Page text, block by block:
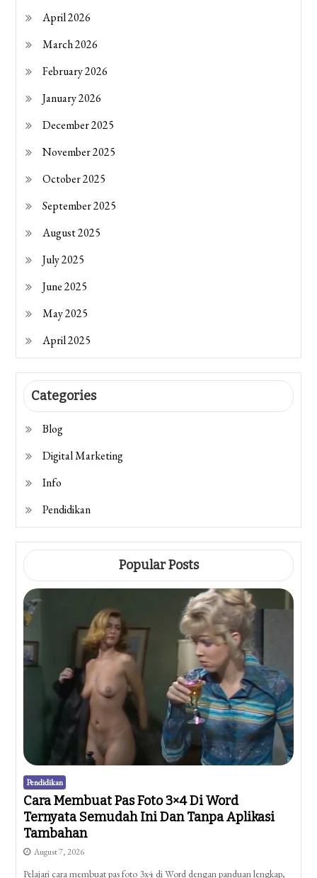
April 2026
March 2026
February 2026
January 2026
December 2025
November 2025
October 2025
September 2025
August 2025
July 2025
June 2025
May 2025
April 2025
Categories
Blog
Digital Marketing
Info
Pendidikan
Popular Posts
Pendidikan
Cara Membuat Pas Foto 3×4 Di Word
Ternyata Semudah Ini Dan Tanpa Aplikasi
Tambahan
August 7, 2026
Pelajari cara membuat pas foto 3x4 di Word dengan panduan lengkap,